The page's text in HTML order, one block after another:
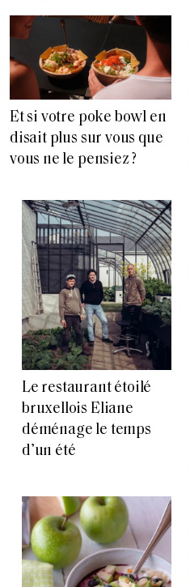
Et si votre poke bowl en
disait plus sur vous que
vous ne le pensiez ?
Le restaurant étoilé
bruxellois Eliane
déménage le temps
d’un été